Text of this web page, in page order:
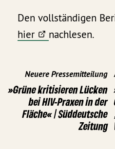
Den vollständigen
hier
nachlesen.
Neuere Pressemitteilung
»Grüne kritisieren Lücken
bei HIV-Praxen in der
Fläche« | Süddeutsche
Zeitung